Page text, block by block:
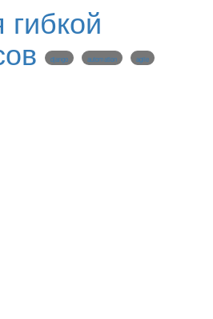
django automation agile